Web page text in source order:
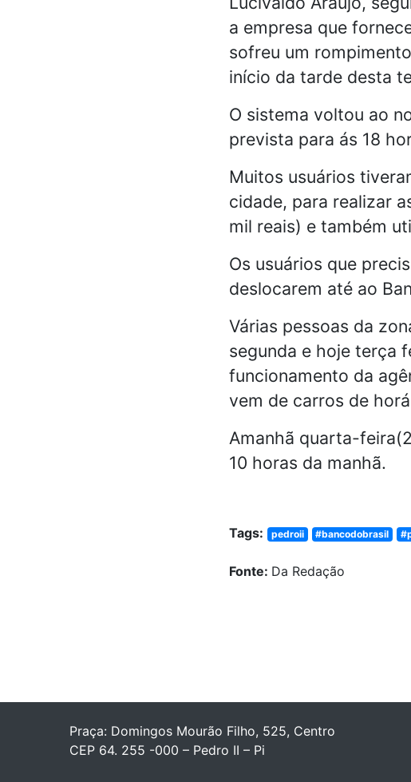
a empresa que
sofreu um
início da tarde desta
O sistema voltou ao
prevista para ás 18
Muitos usuários
cidade, para realizar
mil reais) e também
Os usuários que
deslocarem até ao
Várias pessoas da
segunda e hoje terça
funcionamento da
vem de carros de
Amanhã quarta-
10 horas da manhã.
Tags: pedroii #bancodobrasil
Fonte: Da Redação
Praça: Domingos Mourão Filho, 525, Centro
CEP 64. 255 -000 – Pedro II – Pi